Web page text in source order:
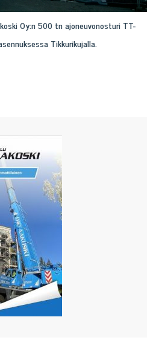
Oy:n 500 tn ajoneuvonosturi TT-
Tikkurikujalla.